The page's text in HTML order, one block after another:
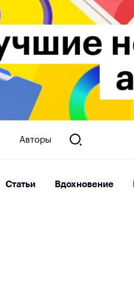
Авторы
Статьи Вдохновение